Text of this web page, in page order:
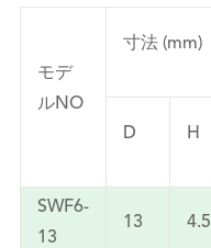
モデ
ルNO
寸法 (mm)
D H
SWF6-
13
13 4.5